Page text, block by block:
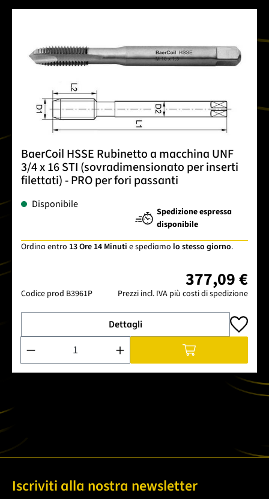
BaerCoil HSSE Rubinetto a macchina UNF
3/4 x 16 STI (sovradimensionato per inserti
filettati) - PRO per fori passanti
Disponibile
Spedizione espressa
disponibile
Ordina entro 13 Ore 14 Minuti e spediamo lo stesso giorno.
Codice prod B3961P
377,09 €
Prezzi incl. IVA più costi di spedizione
Dettagli
Quantità del prodotto: inserisci la quantità desiderata o
Iscriviti alla nostra newsletter